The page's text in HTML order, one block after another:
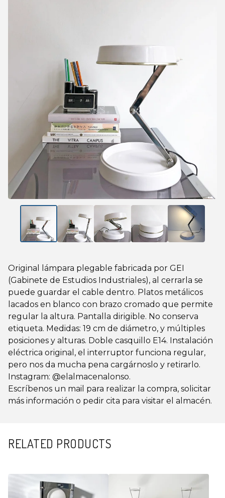
Original lámpara plegable fabricada por GEI
(Gabinete de Estudios Industriales), al cerrarla se
puede guardar el cable dentro. Platos metálicos
lacados en blanco con brazo cromado que permite
regular la altura. Pantalla dirigible. No conserva
etiqueta. Medidas: 19 cm de diámetro, y múltiples
posiciones y alturas. Doble casquillo E14. Instalación
eléctrica original, el interruptor funciona regular,
pero nos da mucha pena cargárnoslo y retirarlo.
Instagram: @elalmacenalonso.
Escríbenos un mail para realizar la compra, solicitar
más información o pedir cita para visitar el almacén.
RELATED PRODUCTS